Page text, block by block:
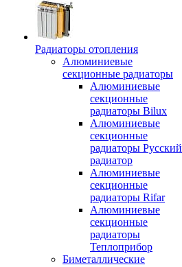
Радиаторы отопления
Алюминиевые
секционные радиаторы
Алюминиевые
секционные
радиаторы Bilux
Алюминиевые
секционные
радиаторы Русский
радиатор
Алюминиевые
секционные
радиаторы Rifar
Алюминиевые
секционные
радиаторы
Теплоприбор
Биметаллические